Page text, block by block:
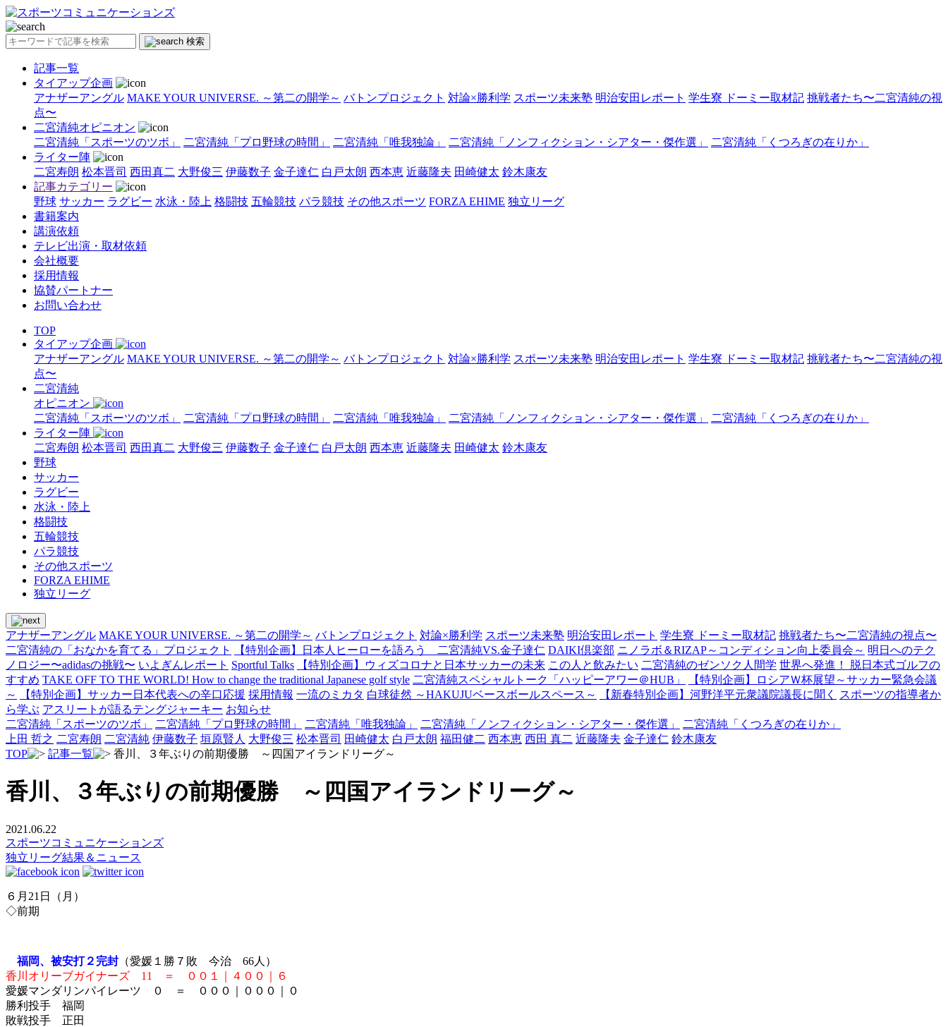
検索
記事一覧
タイアップ企画
アナザーアングル MAKE YOUR UNIVERSE. ～第二の開学～ バトンプロジェクト 対論×勝利学 スポーツ未来塾 明治安田レポート 学生寮 ドーミー取材記 挑戦者たち〜二宮清純の視
点〜
二宮清純オピニオン
二宮清純「スポーツのツボ」
二宮清純「プロ野球の時間」 二宮清純「唯我独論」 二宮清純「ノンフィクション・シアター・傑作選」
二宮清純「くつろぎの在りか」
ライター陣
二宮寿朗 松本晋司 西田真二 大野俊三 伊藤数子 金子達仁 白戸太朗 西本恵 近藤隆夫 田崎健太 鈴木康友
記事カテゴリー
野球 サッカー ラグビー 水泳・陸上 格闘技 五輪競技 パラ競技 その他スポーツ FORZA EHIME 独立リーグ
書籍案内
講演依頼
テレビ出演・取材依頼
会社概要
採用情報
協賛パートナー
お問い合わせ
TOP
タイアップ企画
アナザーアングル MAKE YOUR UNIVERSE. ～第二の開学～ バトンプロジェクト 対論×勝利学 スポーツ未来塾 明治安田レポート 学生寮 ドーミー取材記 挑戦者たち〜二宮清純の視
点〜
二宮清純
オピニオン
二宮清純「スポーツのツボ」
二宮清純「プロ野球の時間」 二宮清純「唯我独論」 二宮清純「ノンフィクション・シアター・傑作選」
二宮清純「くつろぎの在りか」
ライター陣
二宮寿朗 松本晋司 西田真二 大野俊三 伊藤数子 金子達仁 白戸太朗 西本恵 近藤隆夫 田崎健太 鈴木康友
野球
サッカー
ラグビー
水泳・陸上
格闘技
五輪競技
パラ競技
その他スポーツ
FORZA EHIME
独立リーグ
アナザーアングル MAKE YOUR UNIVERSE. ～第二の開学～ バトンプロジェクト 対論×勝利学 スポーツ未来塾 明治安田レポート 学生寮 ドーミー取材記 挑戦者たち〜二宮清純の視点〜
二宮清純の「おなかを育てる」プロジェクト
【特別企画】日本人ヒーローを語ろう 二宮清純VS.金子達仁 DAIKI倶楽部 ニノラボ＆RIZAP～コンディション向上委員会～ 明日へのテク
ノロジー〜adidasの挑戦〜 いよぎんレポート Sportful Talks 【特別企画】ウィズコロナと日本サッカーの未来 この人と飲みたい 二宮清純のゼンソク人間学 世界へ発進！ 脱日本式ゴルフの
すすめ TAKE OFF TO THE WORLD! How to change the traditional Japanese golf style 二宮清純スペシャルトーク「ハッピーアワー＠HUB」
【特別企画】ロシアＷ杯展望～サッカー緊急会議
～
【特別企画】サッカー日本代表への辛口応援 採用情報 一流のミカタ 白球徒然 ～HAKUJUベースボールスペース～ 【新春特別企画】河野洋平元衆議院議長に聞く
スポーツの指導者か
ら学ぶ アスリートが語るテングジャーキー お知らせ
二宮清純「スポーツのツボ」
二宮清純「プロ野球の時間」 二宮清純「唯我独論」 二宮清純「ノンフィクション・シアター・傑作選」
二宮清純「くつろぎの在りか」
上田 哲之 二宮寿朗 二宮清純 伊藤数子 垣原賢人 大野俊三 松本晋司 田崎健太 白戸太朗 福田健二 西本恵 西田 真二 近藤隆夫 金子達仁 鈴木康友
TOP
記事一覧 香川、３年ぶりの前期優勝 ～四国アイランドリーグ～
香川、３年ぶりの前期優勝 ～四国アイランドリーグ～
2021.06.22
スポーツコミュニケーションズ
独立リーグ結果＆ニュース
６月21日（月）
◇前期
福岡、被安打２完封 （愛媛１勝７敗 今治 66人）
香川オリーブガイナーズ 11 ＝ ００１｜４００｜６
愛媛マンダリンパイレーツ ０ ＝ ０００｜０００｜０
勝利投手 福岡
敗戦投手 正田